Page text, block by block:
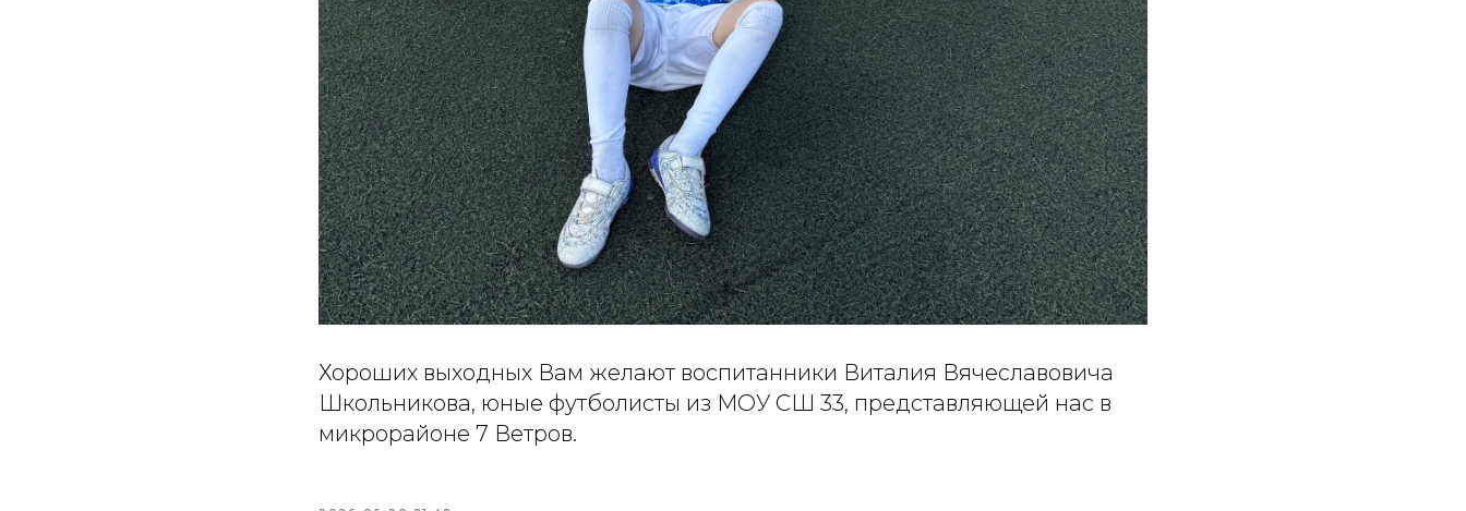
Хороших выходных Вам желают воспитанники Виталия Вячеславовича
Школьникова, юные футболисты из МОУ СШ 33, представляющей нас в
микрорайоне 7 Ветров.